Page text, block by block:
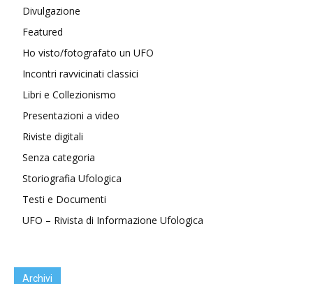
Divulgazione
Featured
Ho visto/fotografato un UFO
Incontri ravvicinati classici
Libri e Collezionismo
Presentazioni a video
Riviste digitali
Senza categoria
Storiografia Ufologica
Testi e Documenti
UFO – Rivista di Informazione Ufologica
Archivi